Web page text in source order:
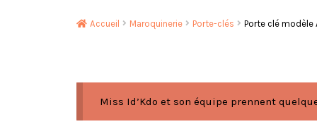
Accueil Maroquinerie Porte-clés Porte clé
Miss Id’Kdo et son équipe prennent